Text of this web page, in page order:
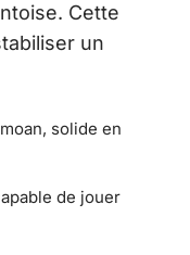
Cette
un
solide en
de jouer